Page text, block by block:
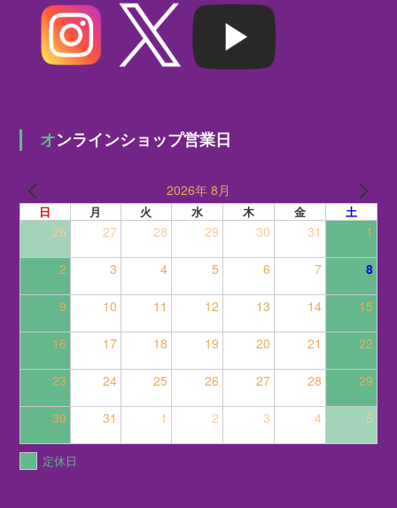
オンラインショップ営業日
2026年 8月
日 月 火 水 木 金 土
26 27 28 29 30 31 1
2 3 4 5 6 7 8
9 10 11 12 13 14 15
16 17 18 19 20 21 22
23 24 25 26 27 28 29
30 31 1 2 3 4 5
定休日